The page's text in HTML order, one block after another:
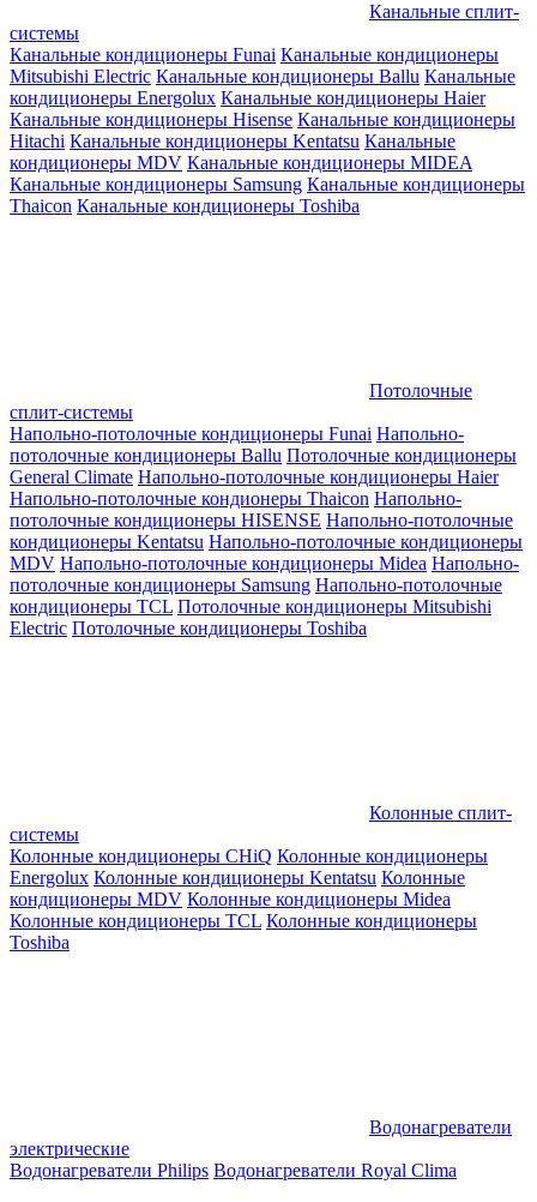
Канальные сплит-
системы
Канальные кондиционеры Funai Канальные кондиционеры
Mitsubishi Electric Канальные кондиционеры Ballu Канальные
кондиционеры Energolux Канальные кондиционеры Haier
Канальные кондиционеры Hisense Канальные кондиционеры
Hitachi Канальные кондиционеры Kentatsu Канальные
кондиционеры MDV Канальные кондиционеры MIDEA
Канальные кондиционеры Samsung Канальные кондиционеры
Thaicon Канальные кондиционеры Toshiba
Потолочные
сплит-системы
Напольно-потолочные кондиционеры Funai Напольно-
потолочные кондиционеры Ballu Потолочные кондиционеры
General Climate Напольно-потолочные кондиционеры Haier
Напольно-потолочные кондионеры Thaicon Напольно-
потолочные кондиционеры HISENSE Напольно-потолочные
кондиционеры Kentatsu Напольно-потолочные кондиционеры
MDV Напольно-потолочные кондиционеры Midea Напольно-
потолочные кондиционеры Samsung Напольно-потолочные
кондиционеры TCL Потолочные кондиционеры Mitsubishi
Electric Потолочные кондиционеры Toshiba
Колонные сплит-
системы
Колонные кондиционеры CHiQ Колонные кондиционеры
Energolux Колонные кондиционеры Kentatsu Колонные
кондиционеры MDV Колонные кондиционеры Midea
Колонные кондиционеры TCL Колонные кондиционеры
Toshiba
Водонагреватели
электрические
Водонагреватели Philips Водонагреватели Royal Clima